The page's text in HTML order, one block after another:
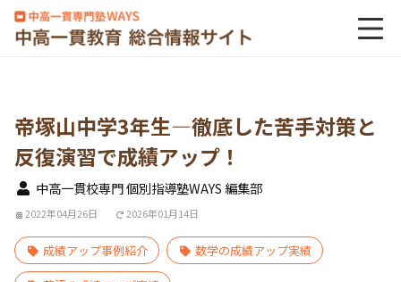
帝塚山中学3年生―徹底した苦手対策と
反復演習で成績アップ！
中高一貫校専門 個別指導塾WAYS 編集部
2022年04月26日 2026年01月14日
成績アップ事例紹介 数学の成績アップ実績